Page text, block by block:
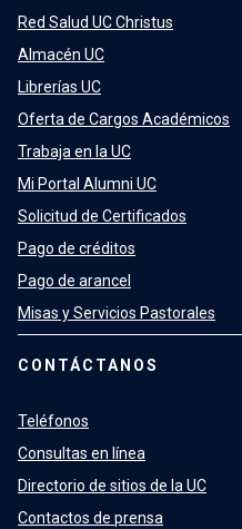
Red Salud UC Christus
Almacén UC
Librerías UC
Oferta de Cargos Académicos
Trabaja en la UC
Mi Portal Alumni UC
Solicitud de Certificados
Pago de créditos
Pago de arancel
Misas y Servicios Pastorales
CONTÁCTANOS
Teléfonos
Consultas en línea
Directorio de sitios de la UC
Contactos de prensa